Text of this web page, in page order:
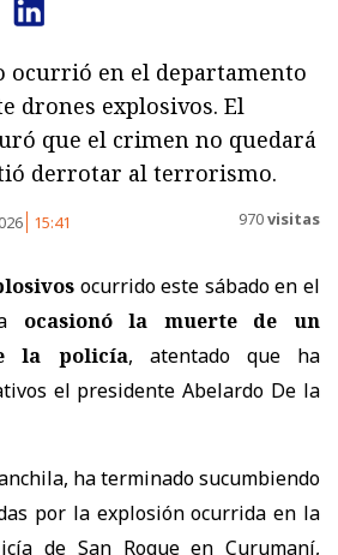
ocurrió en el departamento
drones explosivos. El
que el crimen no quedará
derrotar al terrorismo.
15:41 970visitas
ocurrido este sábado en el
ocasionó la muerte de un
la policía, atentado que ha
el presidente Abelardo De la
ha terminado sucumbiendo
por la explosión ocurrida en la
de San Roque en Curumaní,